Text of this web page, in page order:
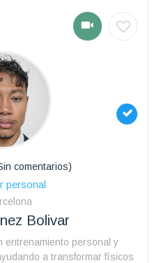
comentarios)
personal
Bolivar
entrenamiento personal y
a transformar físicos